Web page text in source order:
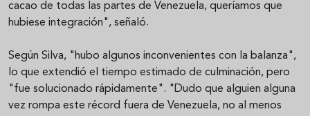
cacao de todas las partes de Venezuela, queríamos que
hubiese integración", señaló.
Según Silva, "hubo algunos inconvenientes con la balanza",
lo que extendió el tiempo estimado de culminación, pero
"fue solucionado rápidamente". "Dudo que alguien alguna
vez rompa este récord fuera de Venezuela, no al menos